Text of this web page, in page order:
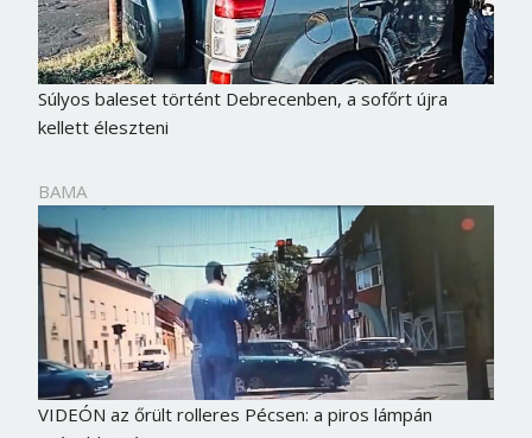
Súlyos baleset történt Debrecenben, a sofőrt újra
kellett éleszteni
BAMA
VIDEÓN az őrült rolleres Pécsen: a piros lámpán